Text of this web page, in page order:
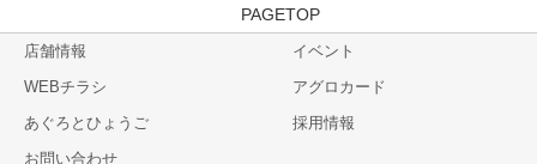
TOP
店舗情報
イベント
WEBチラシ
アグロカード
あぐろとひょうご
採用情報
お問い合わせ